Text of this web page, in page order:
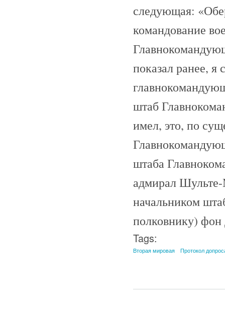
следующая:
командование
показал ранее, я
штаб
имел, это, по
штаба
адмирал
начальником
полковнику) фон
Tags:
Вторая мировая Протокол